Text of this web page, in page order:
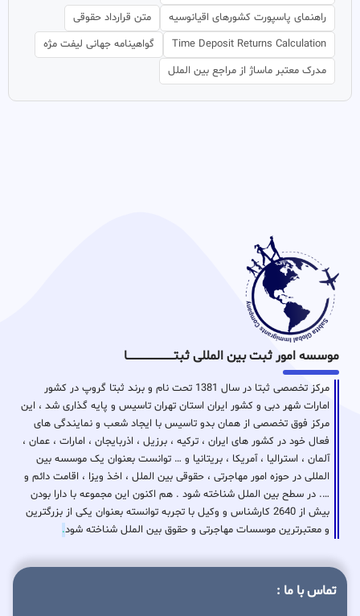
راهنمای پاسپورت کشورهای اقیانوسیه
متن قرارداد حقوقی
Time Deposit Returns Calculation
گواهینامه جهانی لیفت مژه
مدرک معتبر ماساژ از مراجع بین الملل
موسسه امور ثبت بین المللی ثبتـــــــــــــــــــــــــــــا
مرکز تخصصی ثبتا در سال 1381 تحت نام و برند ثبتا گروپ در کشور
امارات شهر دبی و کشور ایران استان تهران تاسیس و پایه گذاری شد ، این
مرکز فوق تخصصی از همان بدو تاسیس با ایجاد شعب و نمایندگی های
فعال خود در کشور های ایران ، ترکیه ، برزیل ، اذربایجان ، امارات ، عمان ،
آلمان ، استرالیا ، آمریکا ، بریتانیا و … توانست بعنوان یک موسسه بین
المللی در حوزه امور مهاجرتی ، حقوقی بین الملل ، اخذ ویزا ، اقامت دائم و
…. در سطح بین الملل شناخته شود . هم اکنون این مجموعه با دارا بودن
بیش از 2640 کارشناس و وکیل با تجربه توانسته بعنوان یکی از بزرگترین
و معتبرترین موسسات مهاجرتی و حقوق بین الملل شناخته شود.
تماس با ما :